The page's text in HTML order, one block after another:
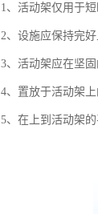
1、活动架仅用于
2、设施应保持完
3、活动架应在坚
4、置放于活动架
5、在上到活动架